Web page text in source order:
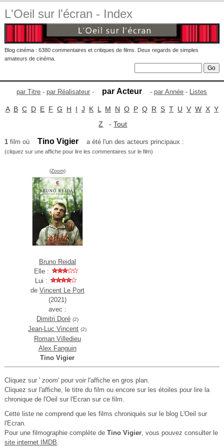
L'Oeil sur l'écran - Index
Blog cinéma : 6380 commentaires et critiques de films. Deux regards de simples
amateurs de cinéma.
par Titre -par Réalisateur - par Acteur -par Année - Listes
A B C D E F G H I J K L M N O P Q R S T U V W X Y
Z -Tout
1film où Tino Vigier a été l'un des acteurs principaux :
(cliquez sur une affiche pour lire les commentaires sur le film)
(Zoom)
Bruno Reidal
Elle :
Lui :
de Vincent Le Port
(2021)
avec :
Dimitri Doré (2)
Jean-Luc Vincent (2)
Roman Villedieu
Alex Fanguin
Tino Vigier
Cliquez sur ' zoom' pour voir l'affiche en gros plan.
Cliquez sur l'affiche, le titre du film ou encore sur les étoiles pour lire la
chronique de l'Oeil sur l'Ecran sur ce film.
Cette liste ne comprend que les films chroniqués sur le blog L'Oeil sur
l'Ecran.
Pour une filmographie complète de Tino Vigier, vous pouvez consulter le
site internet IMDB.